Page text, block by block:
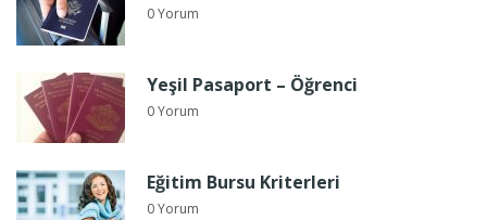
0 Yorum
Yeşil Pasaport – Öğrenci
0 Yorum
Eğitim Bursu Kriterleri
0 Yorum